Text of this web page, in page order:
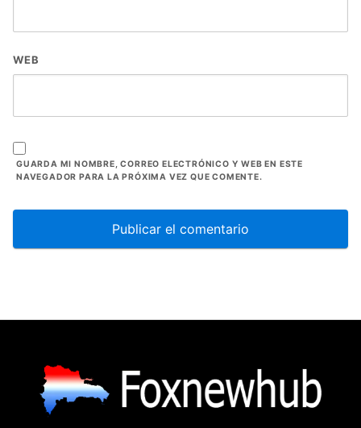
WEB
GUARDA MI NOMBRE, CORREO ELECTRÓNICO Y WEB EN ESTE
NAVEGADOR PARA LA PRÓXIMA VEZ QUE COMENTE.